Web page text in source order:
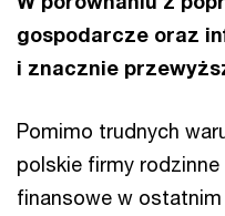
gospodarcze oraz
i znacznie
Pomimo trudnych
polskie firmy
finansowe w